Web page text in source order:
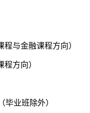
程与金融课程方向）
方向）
毕业班除外）